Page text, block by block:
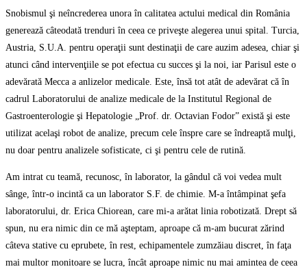
Snobismul şi neîncrederea unora în calitatea actului medical din România
generează câteodată trenduri în ceea ce priveşte alegerea unui spital. Turcia,
Austria, S.U.A. pentru operaţii sunt destinaţii de care auzim adesea, chiar şi
atunci când intervenţiile se pot efectua cu succes şi la noi, iar Parisul este o
adevărată Mecca a anlizelor medicale. Este, însă tot atât de adevărat că în
cadrul Laboratorului de analize medicale de la Institutul Regional de
Gastroenterologie şi Hepatologie „Prof. dr. Octavian Fodor” există şi este
utilizat acelaşi robot de analize, precum cele înspre care se îndreaptă mulţi,
nu doar pentru analizele sofisticate, ci şi pentru cele de rutină.
Am intrat cu teamă, recunosc, în laborator, la gândul că voi vedea mult
sânge, într-o incintă ca un laborator S.F. de chimie. M-a întâmpinat şefa
laboratorului, dr. Erica Chiorean, care mi-a arătat linia robotizată. Drept să
spun, nu era nimic din ce mă aşteptam, aproape că m-am bucurat zărind
câteva stative cu eprubete, în rest, echipamentele zumzăiau discret, în faţa
mai multor monitoare se lucra, încât aproape nimic nu mai amintea de ceea